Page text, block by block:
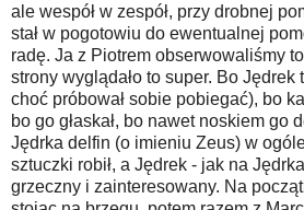
ale wespół w zespół, przy drobnej
stał w pogotowiu do ewentualnej
radę. Ja z Piotrem obserwowaliśmy
strony wyglądało to super. Bo Jędrek
choć próbował sobie pobiegać), bo
bo go głaskał, bo nawet noskiem go
Jędrka delfin (o imieniu Zeus) w
sztuczki robił, a Jędrek - jak na
grzeczny i zainteresowany. Na